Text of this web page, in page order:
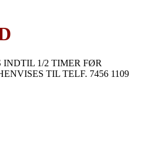
INDTIL 1/2 TIMER FØR
TIL TELF. 7456 1109